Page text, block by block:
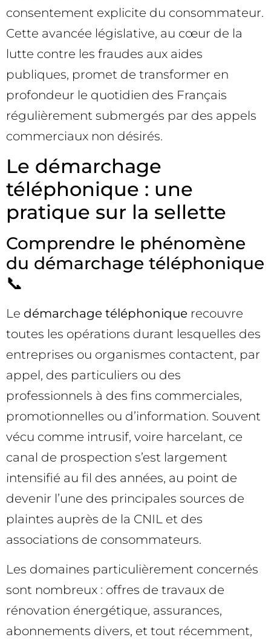
consentement explicite du consommateur.
Cette avancée législative, au cœur de la
lutte contre les fraudes aux aides
publiques, promet de transformer en
profondeur le quotidien des Français
régulièrement submergés par des appels
commerciaux non désirés.
Le démarchage
téléphonique : une
pratique sur la sellette
Comprendre le phénomène
du démarchage téléphonique
📞
Le démarchage téléphonique recouvre
toutes les opérations durant lesquelles des
entreprises ou organismes contactent, par
appel, des particuliers ou des
professionnels à des fins commerciales,
promotionnelles ou d’information. Souvent
vécu comme intrusif, voire harcelant, ce
canal de prospection s’est largement
intensifié au fil des années, au point de
devenir l’une des principales sources de
plaintes auprès de la CNIL et des
associations de consommateurs.
Les domaines particulièrement concernés
sont nombreux : offres de travaux de
rénovation énergétique, assurances,
abonnements divers, et tout récemment,